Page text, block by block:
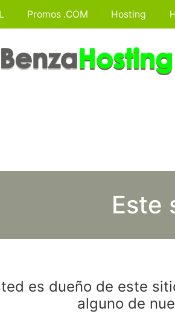
Promos .COM Hosting
Este
es dueño de este
alguno de